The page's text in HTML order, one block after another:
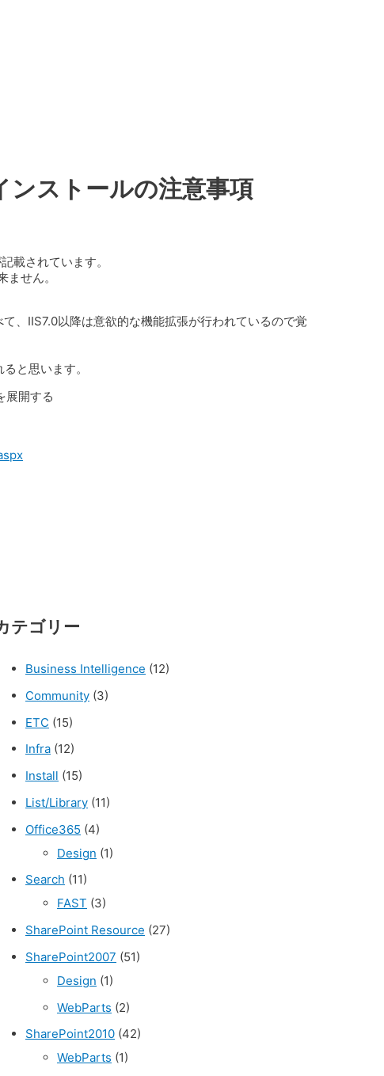
ストールの注意事項
載されています。
せん。
、IIS7.0以降は意欲的な機能拡張が行われているので覚
と思います。
展開する
テゴリー
Business Intelligence (12)
Community (3)
ETC (15)
Infra (12)
Install (15)
List/Library (11)
Office365 (4)
Design (1)
Search (11)
FAST (3)
SharePoint Resource (27)
SharePoint2007 (51)
Design (1)
WebParts (2)
SharePoint2010 (42)
WebParts (1)